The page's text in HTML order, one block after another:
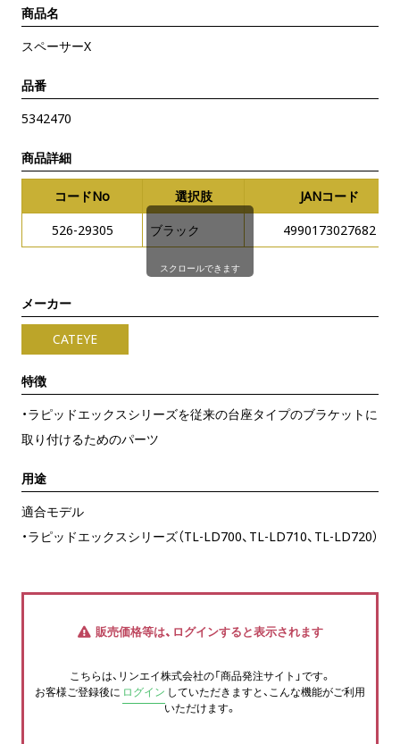
商品名
スペーサーX
品番
5342470
商品詳細
コードNo 選択肢
JANコード
526-29305
ブラック 4990173027682
スクロールできます
メーカー
CATEYE
特徴
・ラピッドエックスシリーズを従来の台座タイプのブラケットに
取り付けるためのパーツ
用途
適合モデル
・ラピッドエックスシリーズ（TL-LD700、TL-LD710、TL-LD720）
販売価格等は、ログインすると表示されます
こちらは、リンエイ株式会社の「商品発注サイト」です。
お客様ご登録後に ログイン していただきますと、こんな機能がご利用
いただけます。